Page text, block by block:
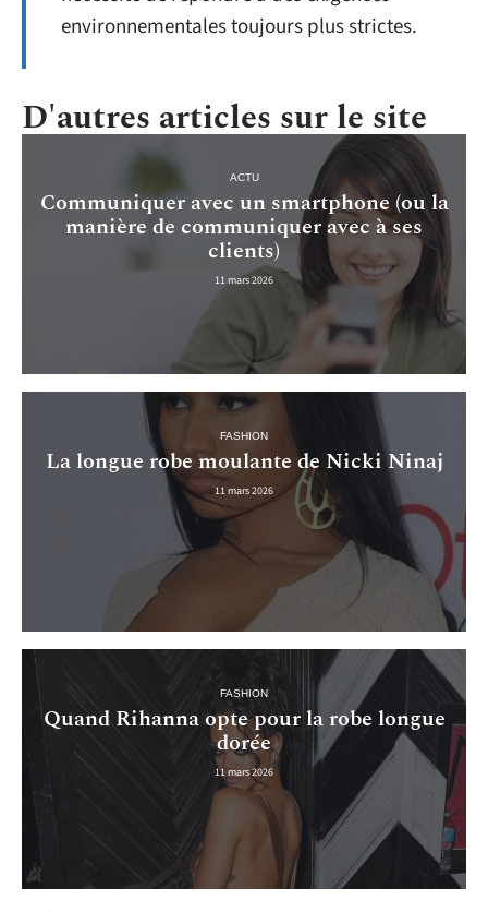
environnementales toujours plus strictes.
D'autres articles sur le site
ACTU
Communiquer avec un smartphone (ou la
manière de communiquer avec à ses
clients)
11 mars 2026
FASHION
La longue robe moulante de Nicki Ninaj
11 mars 2026
FASHION
Quand Rihanna opte pour la robe longue
dorée
11 mars 2026